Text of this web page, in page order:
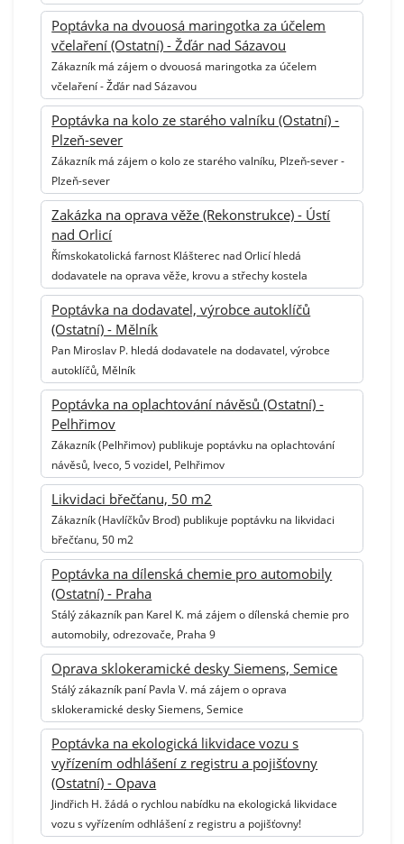
Poptávka na dvouosá maringotka za účelem
včelaření (Ostatní) - Žďár nad Sázavou
Zákazník má zájem o dvouosá maringotka za účelem
včelaření - Žďár nad Sázavou
Poptávka na kolo ze starého valníku (Ostatní) -
Plzeň-sever
Zákazník má zájem o kolo ze starého valníku, Plzeň-sever -
Plzeň-sever
Zakázka na oprava věže (Rekonstrukce) - Ústí
nad Orlicí
Římskokatolická farnost Klášterec nad Orlicí hledá
dodavatele na oprava věže, krovu a střechy kostela
Poptávka na dodavatel, výrobce autoklíčů
(Ostatní) - Mělník
Pan Miroslav P. hledá dodavatele na dodavatel, výrobce
autoklíčů, Mělník
Poptávka na oplachtování návěsů (Ostatní) -
Pelhřimov
Zákazník (Pelhřimov) publikuje poptávku na oplachtování
návěsů, Iveco, 5 vozidel, Pelhřimov
Likvidaci břečťanu, 50 m2
Zákazník (Havlíčkův Brod) publikuje poptávku na likvidaci
břečťanu, 50 m2
Poptávka na dílenská chemie pro automobily
(Ostatní) - Praha
Stálý zákazník pan Karel K. má zájem o dílenská chemie pro
automobily, odrezovače, Praha 9
Oprava sklokeramické desky Siemens, Semice
Stálý zákazník paní Pavla V. má zájem o oprava
sklokeramické desky Siemens, Semice
Poptávka na ekologická likvidace vozu s
vyřízením odhlášení z registru a pojišťovny
(Ostatní) - Opava
Jindřich H. žádá o rychlou nabídku na ekologická likvidace
vozu s vyřízením odhlášení z registru a pojišťovny!